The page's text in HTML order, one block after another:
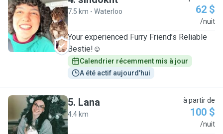
S
7.5 km - Waterloo 62 $
/nuit
Your experienced Furry Friend’s Reliable
Bestie!☺️
Calendrier récemment mis à jour
A été actif aujourd'hui
L
5. Lana
4.4 km
à partir de
100 $
/nuit